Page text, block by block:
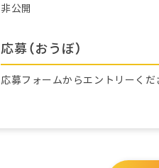
非公開
応募（おうぼ）
応募フォームからエントリーくだ